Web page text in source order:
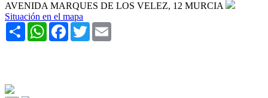
AVENIDA MARQUES DE LOS VELEZ, 12 MURCIA
Situación en el mapa
Share WhatsAppFacebook
Twitter